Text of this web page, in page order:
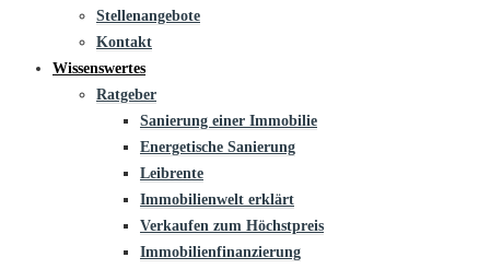
Stellenangebote
Kontakt
Wissenswertes
Ratgeber
Sanierung einer Immobilie
Energetische Sanierung
Leibrente
Immobilienwelt erklärt
Verkaufen zum Höchstpreis
Immobilienfinanzierung